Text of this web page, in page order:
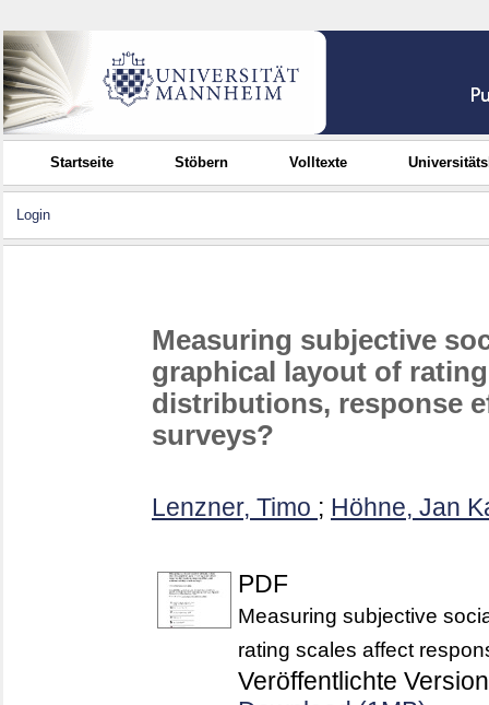
Startseite Stöbern Volltexte
Login
Measuring subjective
graphical layout of
distributions, response
surveys?
Lenzner, Timo ; Höhne, Jan
PDF
Measuring subjective
rating scales affect
Veröffentlichte Version